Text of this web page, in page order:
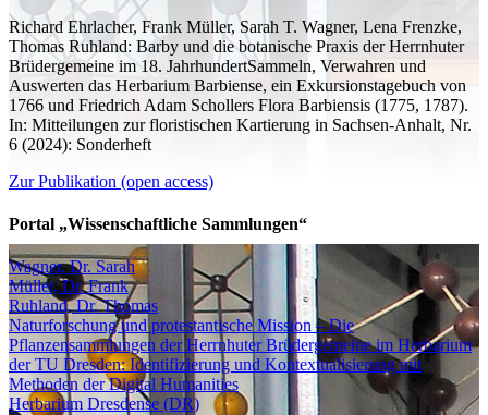
Richard Ehrlacher, Frank Müller, Sarah T. Wagner, Lena Frenzke,
Thomas Ruhland: Barby und die botanische Praxis der Herrnhuter
Brüdergemeine im 18. JahrhundertSammeln, Verwahren und
Auswerten das Herbarium Barbiense, ein Exkursionstagebuch von
1766 und Friedrich Adam Schollers Flora Barbiensis (1775, 1787).
In: Mitteilungen zur floristischen Kartierung in Sachsen-Anhalt, Nr.
6 (2024): Sonderheft
Zur Publikation (open access)
Portal „Wissenschaftliche Sammlungen“
Wagner, Dr. Sarah
Müller, Dr. Frank
Ruhland, Dr. Thomas
Naturforschung und protestantische Mission – Die
Pflanzensammlungen der Herrnhuter Brüdergemeine im Herbarium
der TU Dresden: Identifizierung und Kontextualisierung mit
Methoden der Digital Humanities
Herbarium Dresdense (DR)